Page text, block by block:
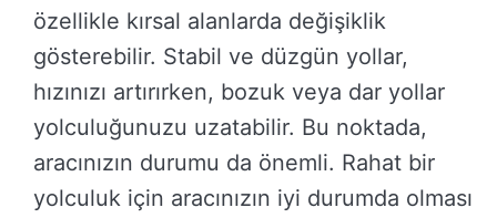
özellikle kırsal alanlarda değişiklik
gösterebilir. Stabil ve düzgün yollar,
hızınızı artırırken, bozuk veya dar yollar
yolculuğunuzu uzatabilir. Bu noktada,
aracınızın durumu da önemli. Rahat bir
yolculuk için aracınızın iyi durumda olması